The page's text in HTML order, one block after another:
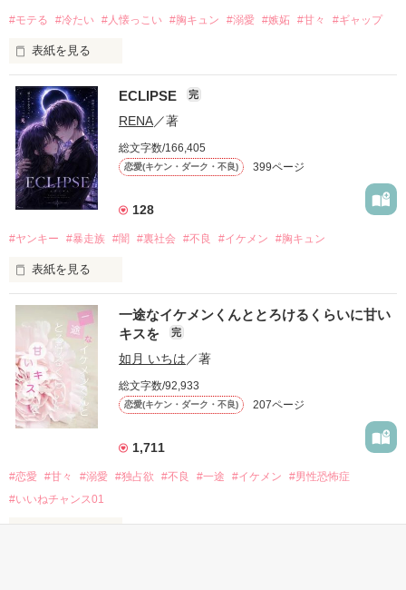
#モテる #冷たい #人懐っこい #胸キュン #溺愛 #嫉妬 #甘々 #ギャップ
表紙を見る
「好きだったから、別れを選んだ。」
モテる人を好きになるのが怖かった。
だから私は、中学時代に大好きだった彼を自分から振った。
もう会うことはないと思っていたのに、
高校生になって再会した彼は、隣の学校で”王子様”と呼ばれる
他の女の子には冷たいのに
私にだけ昔と変わらない笑顔を向けてくる。
「澪ちゃん。」
それは止まっていた恋が再び動き始める合図──。
✨.ﾟ･*..☆.｡.:*✨.☆.｡.:. *:ﾟ✨.ﾟ･*..☆.｡.:*✨
冴木澪-SaekiMio
ECLIPSE 完
RENA／著
総文字数/166,405
恋愛(キケン・ダーク・不良) 399ページ
128
#ヤンキー #暴走族 #闇 #裏社会 #不良 #イケメン #胸キュン
表紙を見る
表紙画像はAIです
作品を読む
一途なイケメンくんととろけるくらいに甘い
キスを
完
如月 いちは ／著
総文字数/92,933
恋愛(キケン・ダーク・不良) 207ページ
1,711
#恋愛 #甘々 #溺愛 #独占欲 #不良 #一途 #イケメン
#男性恐怖症
#いいねチャンス01